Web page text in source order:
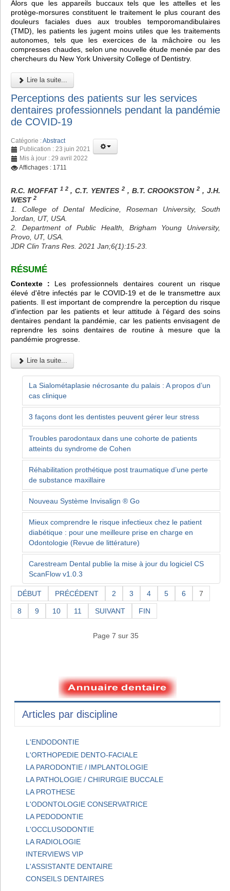
Alors que les appareils buccaux tels que les attelles et les
protège-morsures constituent le traitement le plus courant des
douleurs faciales dues aux troubles temporomandibulaires
(TMD), les patients les jugent moins utiles que les traitements
autonomes, tels que les exercices de la mâchoire ou les
compresses chaudes, selon une nouvelle étude menée par des
chercheurs du New York University College of Dentistry.
Lire la suite...
Perceptions des patients sur les services
dentaires professionnels pendant la pandémie
de COVID-19
Catégorie :Abstract
Publication : 23 juin 2021
Mis à jour : 29 avril 2022
Affichages : 1711
R.C. MOFFAT 1 2, C.T. YENTES 2, B.T. CROOKSTON2 , J.H.
WEST 2
1. College of Dental Medicine, Roseman University, South
Jordan, UT, USA.
2. Department of Public Health, Brigham Young University,
Provo, UT, USA.
JDR Clin Trans Res. 2021 Jan;6(1):15-23.
RÉSUMÉ
Contexte : Les professionnels dentaires courent un risque
élevé d'être infectés par le COVID-19 et de le transmettre aux
patients. Il est important de comprendre la perception du risque
d'infection par les patients et leur attitude à l'égard des soins
dentaires pendant la pandémie, car les patients envisagent de
reprendre les soins dentaires de routine à mesure que la
pandémie progresse.
Lire la suite...
La Sialométaplasie nécrosante du palais : A propos d’un
cas clinique
3 façons dont les dentistes peuvent gérer leur stress
Troubles parodontaux dans une cohorte de patients
atteints du syndrome de Cohen
Réhabilitation prothétique post traumatique d’une perte
de substance maxillaire
Nouveau Système Invisalign ® Go
Mieux comprendre le risque infectieux chez le patient
diabétique : pour une meilleure prise en charge en
Odontologie (Revue de littérature)
Carestream Dental publie la mise à jour du logiciel CS
ScanFlow v1.0.3
DÉBUT PRÉCÉDENT 2 3 4 5 6 7
8 9 10 11 SUIVANT FIN
Page 7 sur 35
Articles par discipline
L'ENDODONTIE
L'ORTHOPEDIE DENTO-FACIALE
LA PARODONTIE / IMPLANTOLOGIE
LA PATHOLOGIE / CHIRURGIE BUCCALE
LA PROTHESE
L'ODONTOLOGIE CONSERVATRICE
LA PEDODONTIE
L'OCCLUSODONTIE
LA RADIOLOGIE
INTERVIEWS VIP
L'ASSISTANTE DENTAIRE
CONSEILS DENTAIRES